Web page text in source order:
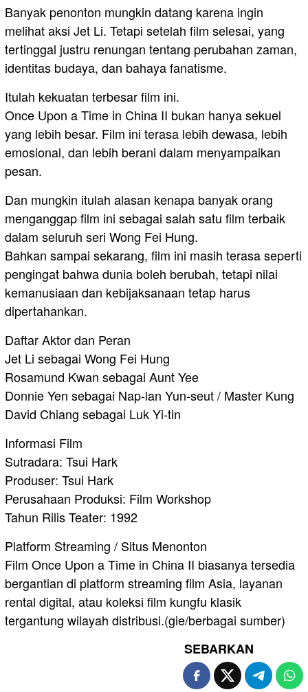
Banyak penonton mungkin datang karena ingin
melihat aksi Jet Li. Tetapi setelah film selesai, yang
tertinggal justru renungan tentang perubahan zaman,
identitas budaya, dan bahaya fanatisme.
Itulah kekuatan terbesar film ini.
Once Upon a Time in China II bukan hanya sekuel
yang lebih besar. Film ini terasa lebih dewasa, lebih
emosional, dan lebih berani dalam menyampaikan
pesan.
Dan mungkin itulah alasan kenapa banyak orang
menganggap film ini sebagai salah satu film terbaik
dalam seluruh seri Wong Fei Hung.
Bahkan sampai sekarang, film ini masih terasa seperti
pengingat bahwa dunia boleh berubah, tetapi nilai
kemanusiaan dan kebijaksanaan tetap harus
dipertahankan.
Daftar Aktor dan Peran
Jet Li sebagai Wong Fei Hung
Rosamund Kwan sebagai Aunt Yee
Donnie Yen sebagai Nap-lan Yun-seut / Master Kung
David Chiang sebagai Luk Yi-tin
Informasi Film
Sutradara: Tsui Hark
Produser: Tsui Hark
Perusahaan Produksi: Film Workshop
Tahun Rilis Teater: 1992
Platform Streaming / Situs Menonton
Film Once Upon a Time in China II biasanya tersedia
bergantian di platform streaming film Asia, layanan
rental digital, atau koleksi film kungfu klasik
tergantung wilayah distribusi.(gie/berbagai sumber)
SEBARKAN